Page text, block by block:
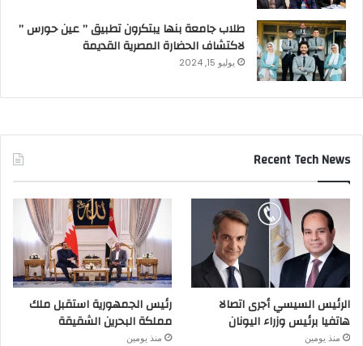
طلاب جامعة بنها يبتكرون تطبيق ” عين حورس ”
لاكتشاف الحضارة المصرية القديمة
يوليو 15, 2024
Recent Tech News
الرئيس السيسي أجرى اتصالا
هاتفيا برئيس وزراء اليونان
منذ يومين
رئيس الجمهورية استقبل ملك
مملكة البحرين الشقيقة
منذ يومين